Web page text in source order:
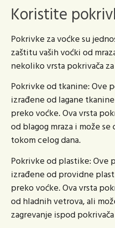
Koristite
Pokrivke za voćke su
zaštitu vaših voćki od
nekoliko vrsta pokrivača
Pokrivke od tkanine:Ove
izrađene od lagane
preko voćke. Ova vrsta
od blagog mraza i može
tokom celog dana.
Pokrivke od plastike:Ove
izrađene od providne
preko voćke. Ova vrsta
od hladnih vetrova, ali
zagrevanje ispod